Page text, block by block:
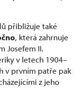
přibližuje také
, která zahrnuje
Josefem II.
v letech 1904–
v prvním patře pak
z jeho